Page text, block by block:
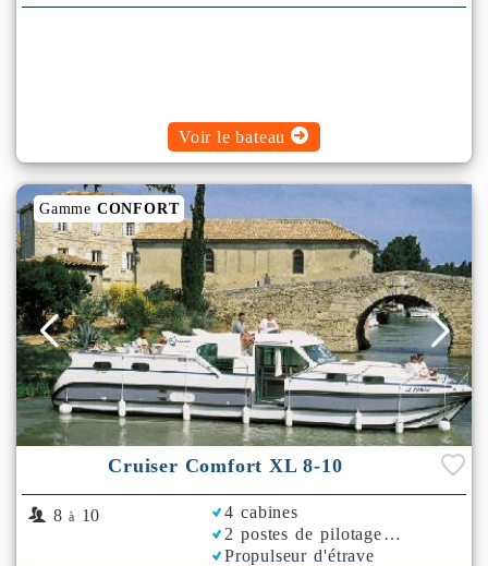
Voir le bateau
Gamme CONFORT
Cruiser Comfort XL 8-10
8 à 10
4 cabines
2 postes de pilotage
Propulseur d'étrave